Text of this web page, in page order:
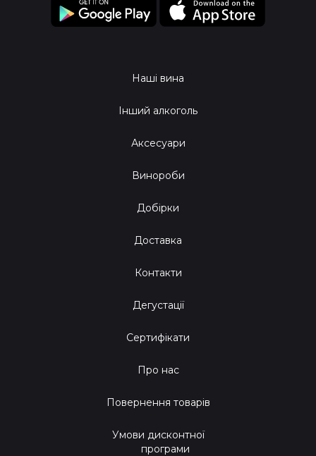
Наші вина
Інший алкоголь
Аксесуари
Винороби
Добірки
Доставка
Контакти
Дегустації
Сертифікати
Про нас
Повернення товарів
Умови дисконтної
програми